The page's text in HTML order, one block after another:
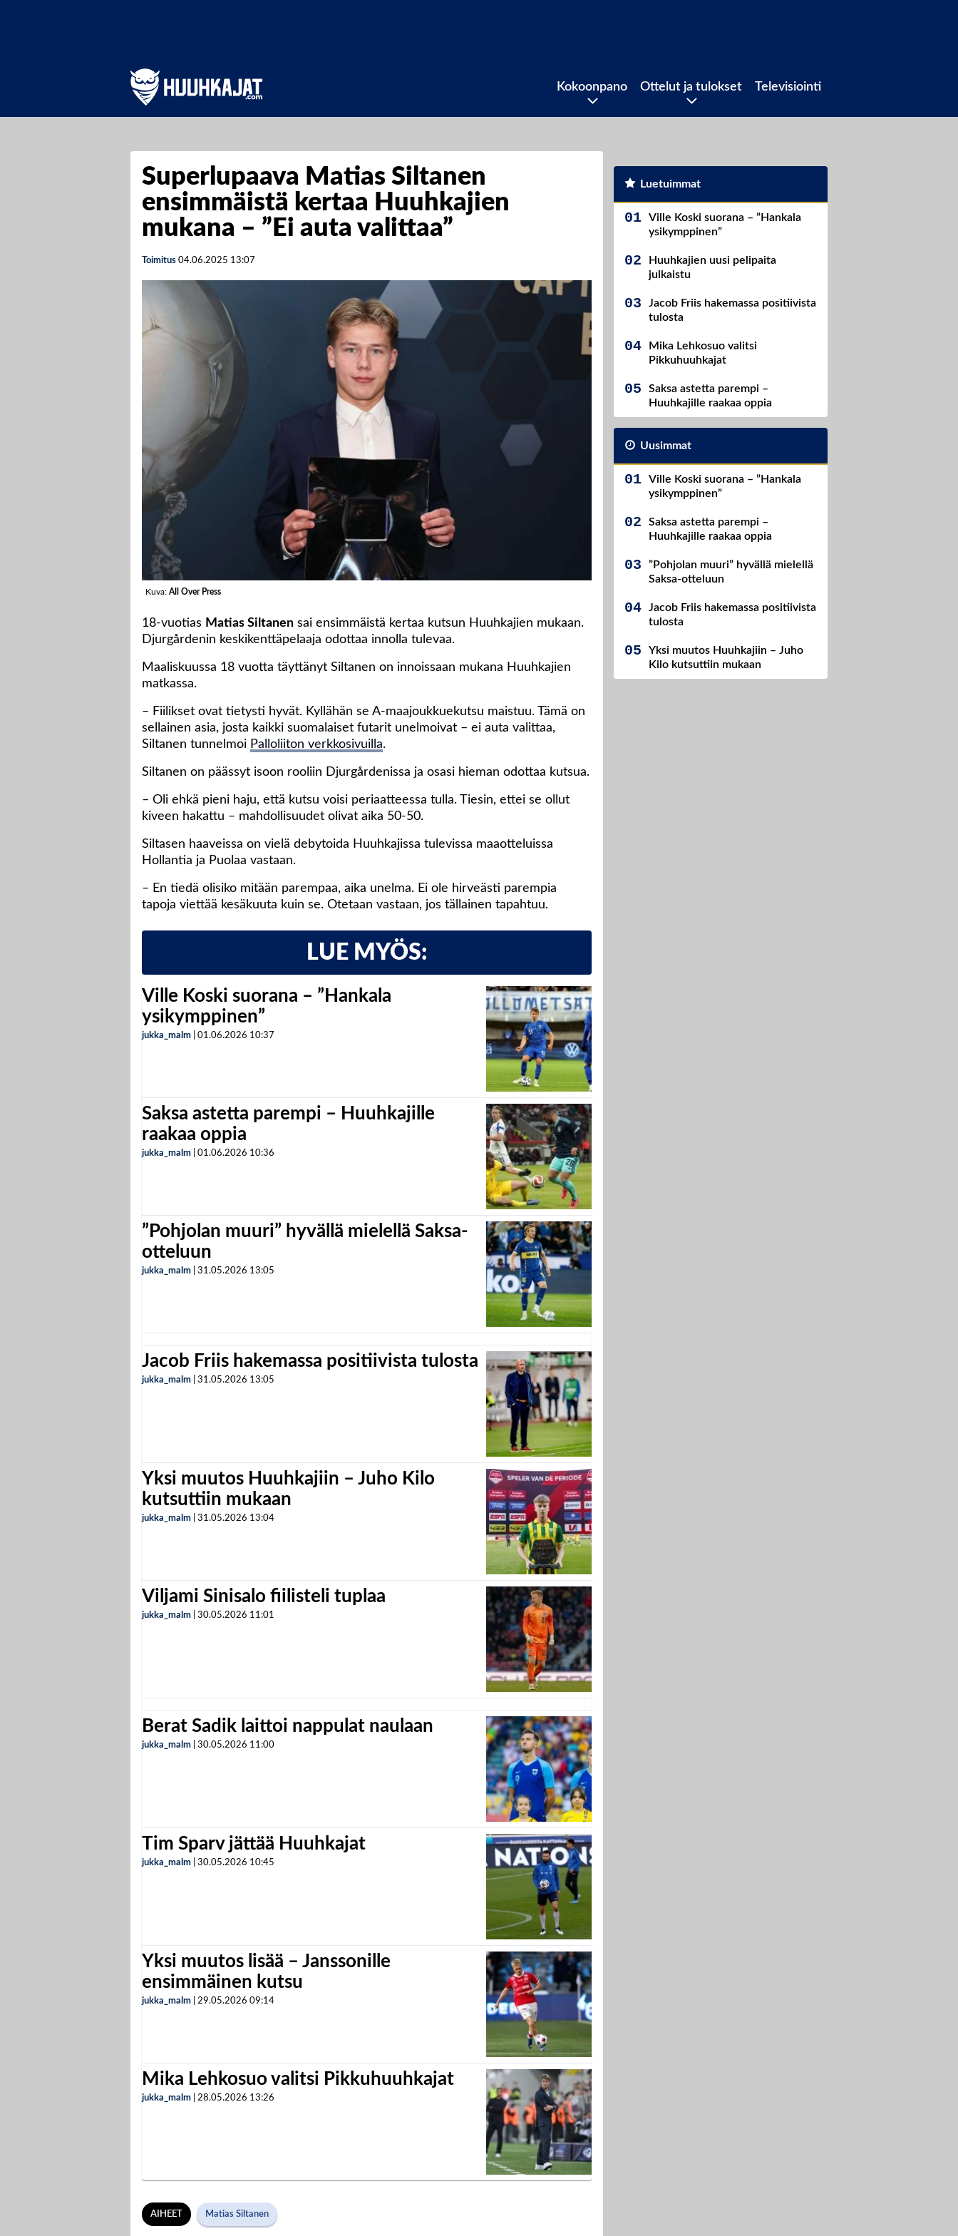
Kokoonpano Ottelut ja tulokset Televisiointi
Superlupaava Matias Siltanen
ensimmäistä kertaa Huuhkajien
mukana – ”Ei auta valittaa”
Toimitus 04.06.2025 13:07
Kuva: All Over Press
18-vuotias Matias Siltanen sai ensimmäistä kertaa kutsun Huuhkajien mukaan.
Djurgårdenin keskikenttäpelaaja odottaa innolla tulevaa.
Maaliskuussa 18 vuotta täyttänyt Siltanen on innoissaan mukana Huuhkajien
matkassa.
– Fiilikset ovat tietysti hyvät. Kyllähän se A-maajoukkuekutsu maistuu. Tämä on
sellainen asia, josta kaikki suomalaiset futarit unelmoivat – ei auta valittaa,
Siltanen tunnelmoi Palloliiton verkkosivuilla.
Siltanen on päässyt isoon rooliin Djurgårdenissa ja osasi hieman odottaa kutsua.
– Oli ehkä pieni haju, että kutsu voisi periaatteessa tulla. Tiesin, ettei se ollut
kiveen hakattu – mahdollisuudet olivat aika 50-50.
Siltasen haaveissa on vielä debytoida Huuhkajissa tulevissa maaotteluissa
Hollantia ja Puolaa vastaan.
– En tiedä olisiko mitään parempaa, aika unelma. Ei ole hirveästi parempia
tapoja viettää kesäkuuta kuin se. Otetaan vastaan, jos tällainen tapahtuu.
LUE MYÖS:
Ville Koski suorana – ”Hankala
ysikymppinen”
jukka_malm 01.06.2026 10:37
Saksa astetta parempi – Huuhkajille
raakaa oppia
jukka_malm 01.06.2026 10:36
”Pohjolan muuri” hyvällä mielellä Saksa-
otteluun
jukka_malm 31.05.2026 13:05
Jacob Friis hakemassa positiivista tulosta
jukka_malm 31.05.2026 13:05
Yksi muutos Huuhkajiin – Juho Kilo
kutsuttiin mukaan
jukka_malm 31.05.2026 13:04
Viljami Sinisalo fiilisteli tuplaa
jukka_malm 30.05.2026 11:01
Berat Sadik laittoi nappulat naulaan
jukka_malm 30.05.2026 11:00
Tim Sparv jättää Huuhkajat
jukka_malm 30.05.2026 10:45
Yksi muutos lisää – Janssonille
ensimmäinen kutsu
jukka_malm 29.05.2026 09:14
Mika Lehkosuo valitsi Pikkuhuuhkajat
jukka_malm 28.05.2026 13:26
AIHEET Matias Siltanen
Luetuimmat
Ville Koski suorana – ”Hankala
ysikymppinen”
Huuhkajien uusi pelipaita
julkaistu
Jacob Friis hakemassa positiivista
tulosta
Mika Lehkosuo valitsi
Pikkuhuuhkajat
Saksa astetta parempi –
Huuhkajille raakaa oppia
Uusimmat
Ville Koski suorana – ”Hankala
ysikymppinen”
Saksa astetta parempi –
Huuhkajille raakaa oppia
”Pohjolan muuri” hyvällä mielellä
Saksa-otteluun
Jacob Friis hakemassa positiivista
tulosta
Yksi muutos Huuhkajiin – Juho
Kilo kutsuttiin mukaan